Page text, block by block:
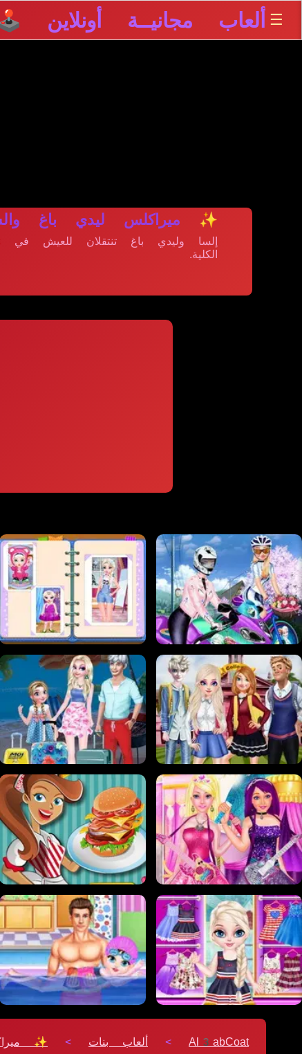
☰ ألعاب مجانيــة أونلاين
✨ ميراكلس ليدي باغ
إلسا وليدي باغ تنتقلان للعيش في
الكلية.
Al3abCoat
> ألعاب بنات >
✨